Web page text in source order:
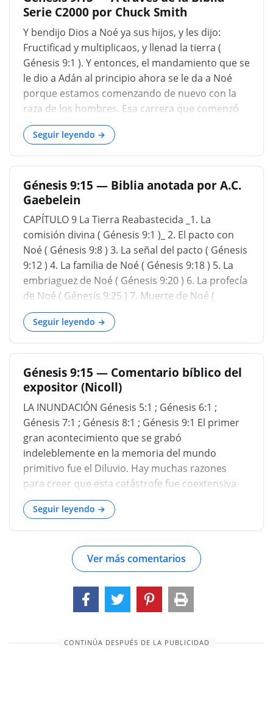
Dios había preservado en el Arca, son tres veces.
feliz de estar en el mismo pacto con el que es
nuestro noé, nuestro descanso, nuestro dulce
sabor a Dios. Génesis 9:11. y voy a establecer mi
pacto contigo; Tampoco toda carne será cortada
más por las aguas de una inundación; Y
Serie C2000 por Chuck Smith
Y bendijo Dios a Noé ya sus hijos, y les dijo:
Fructificad y multiplicaos, y llenad la tierra (
Génesis 9:1 ). Y entonces, el mandamiento que se
le dio a Adán al principio ahora se le da a Noé
porque estamos comenzando de nuevo con la
raza de los hombres. Esa carrera que comenzó
con Adán fue aniquilada con la excepción de Noé
y sus tres hijos con sus esposas. Y ahora
estamos comenzando de nuevo para llenar la
tierra, múltiples, llenar la tierra. Ahora, el
mandamiento es llenar la tierra, pero dentro de
poco los encontraremos como congregados en
un área y en las llanuras de Sinar. Así que Dios
trajo allí el cambio de lenguajes para crear la
división y hacer que siguieran adelante y llenaran
la tierra, en lugar de tratar de poblar solo un
área. Y el temor de vosotros y vuestro pavor será
sobre toda bestia de la tierra, sobre toda ave de
Seguir leyendo →
Génesis 9:15 — Biblia anotada por A.C.
Gaebelein
CAPÍTULO 9 La Tierra Reabastecida _1. La
comisión divina ( Génesis 9:1 )_ 2. El pacto con
Noé ( Génesis 9:8 ) 3. La señal del pacto ( Génesis
9:12 ) 4. La familia de Noé ( Génesis 9:18 ) 5. La
embriaguez de Noé ( Génesis 9:20 ) 6. La profecía
de Noé ( Génesis 9:25 ) 7. Muerte de Noé (
Génesis 9:28 ) Se hace un nuevo comi
Seguir leyendo →
Génesis 9:15 — Comentario bíblico del
expositor (Nicoll)
LA INUNDACIÓN Génesis 5:1 ; Génesis 6:1 ;
Génesis 7:1 ; Génesis 8:1 ; Génesis 9:1 El primer
gran acontecimiento que se grabó
indeleblemente en la memoria del mundo
primitivo fue el Diluvio. Hay muchas razones
para creer que esta catástrofe fue coextensiva
con la población humana del mundo. En cada
rama de la familia humana se encuentran las
tradiciones del evento. Estas tradiciones no
necesitan ser recitadas, aunque algunas de ellas
tienen una semejanza notable con la historia
bíblica, mientras que otras son muy hermosas
en su construcción y sig
Seguir leyendo →
Ver más comentarios
CONTINÚA DESPUÉS DE LA PUBLICIDAD